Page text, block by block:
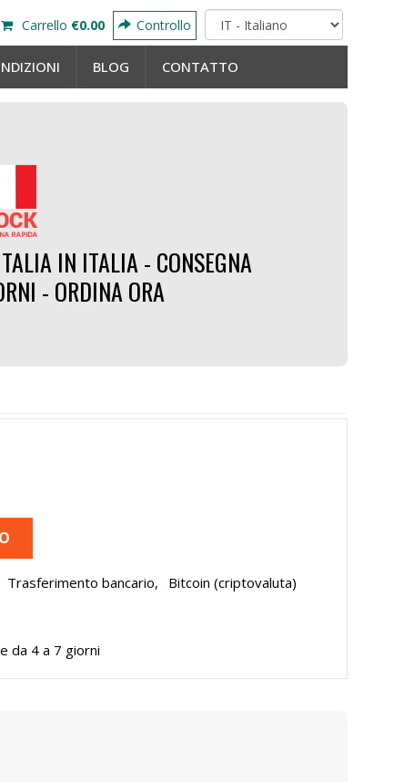
Carrello €0.00 Controllo
BLOG CONTATTO
IN ITALIA - CONSEGNA
- ORDINA ORA
Trasferimento bancario, Bitcoin (criptovaluta)
da 4 a 7 giorni